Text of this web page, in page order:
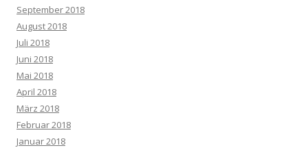
September 2018
August 2018
Juli 2018
Juni 2018
Mai 2018
April 2018
März 2018
Februar 2018
Januar 2018